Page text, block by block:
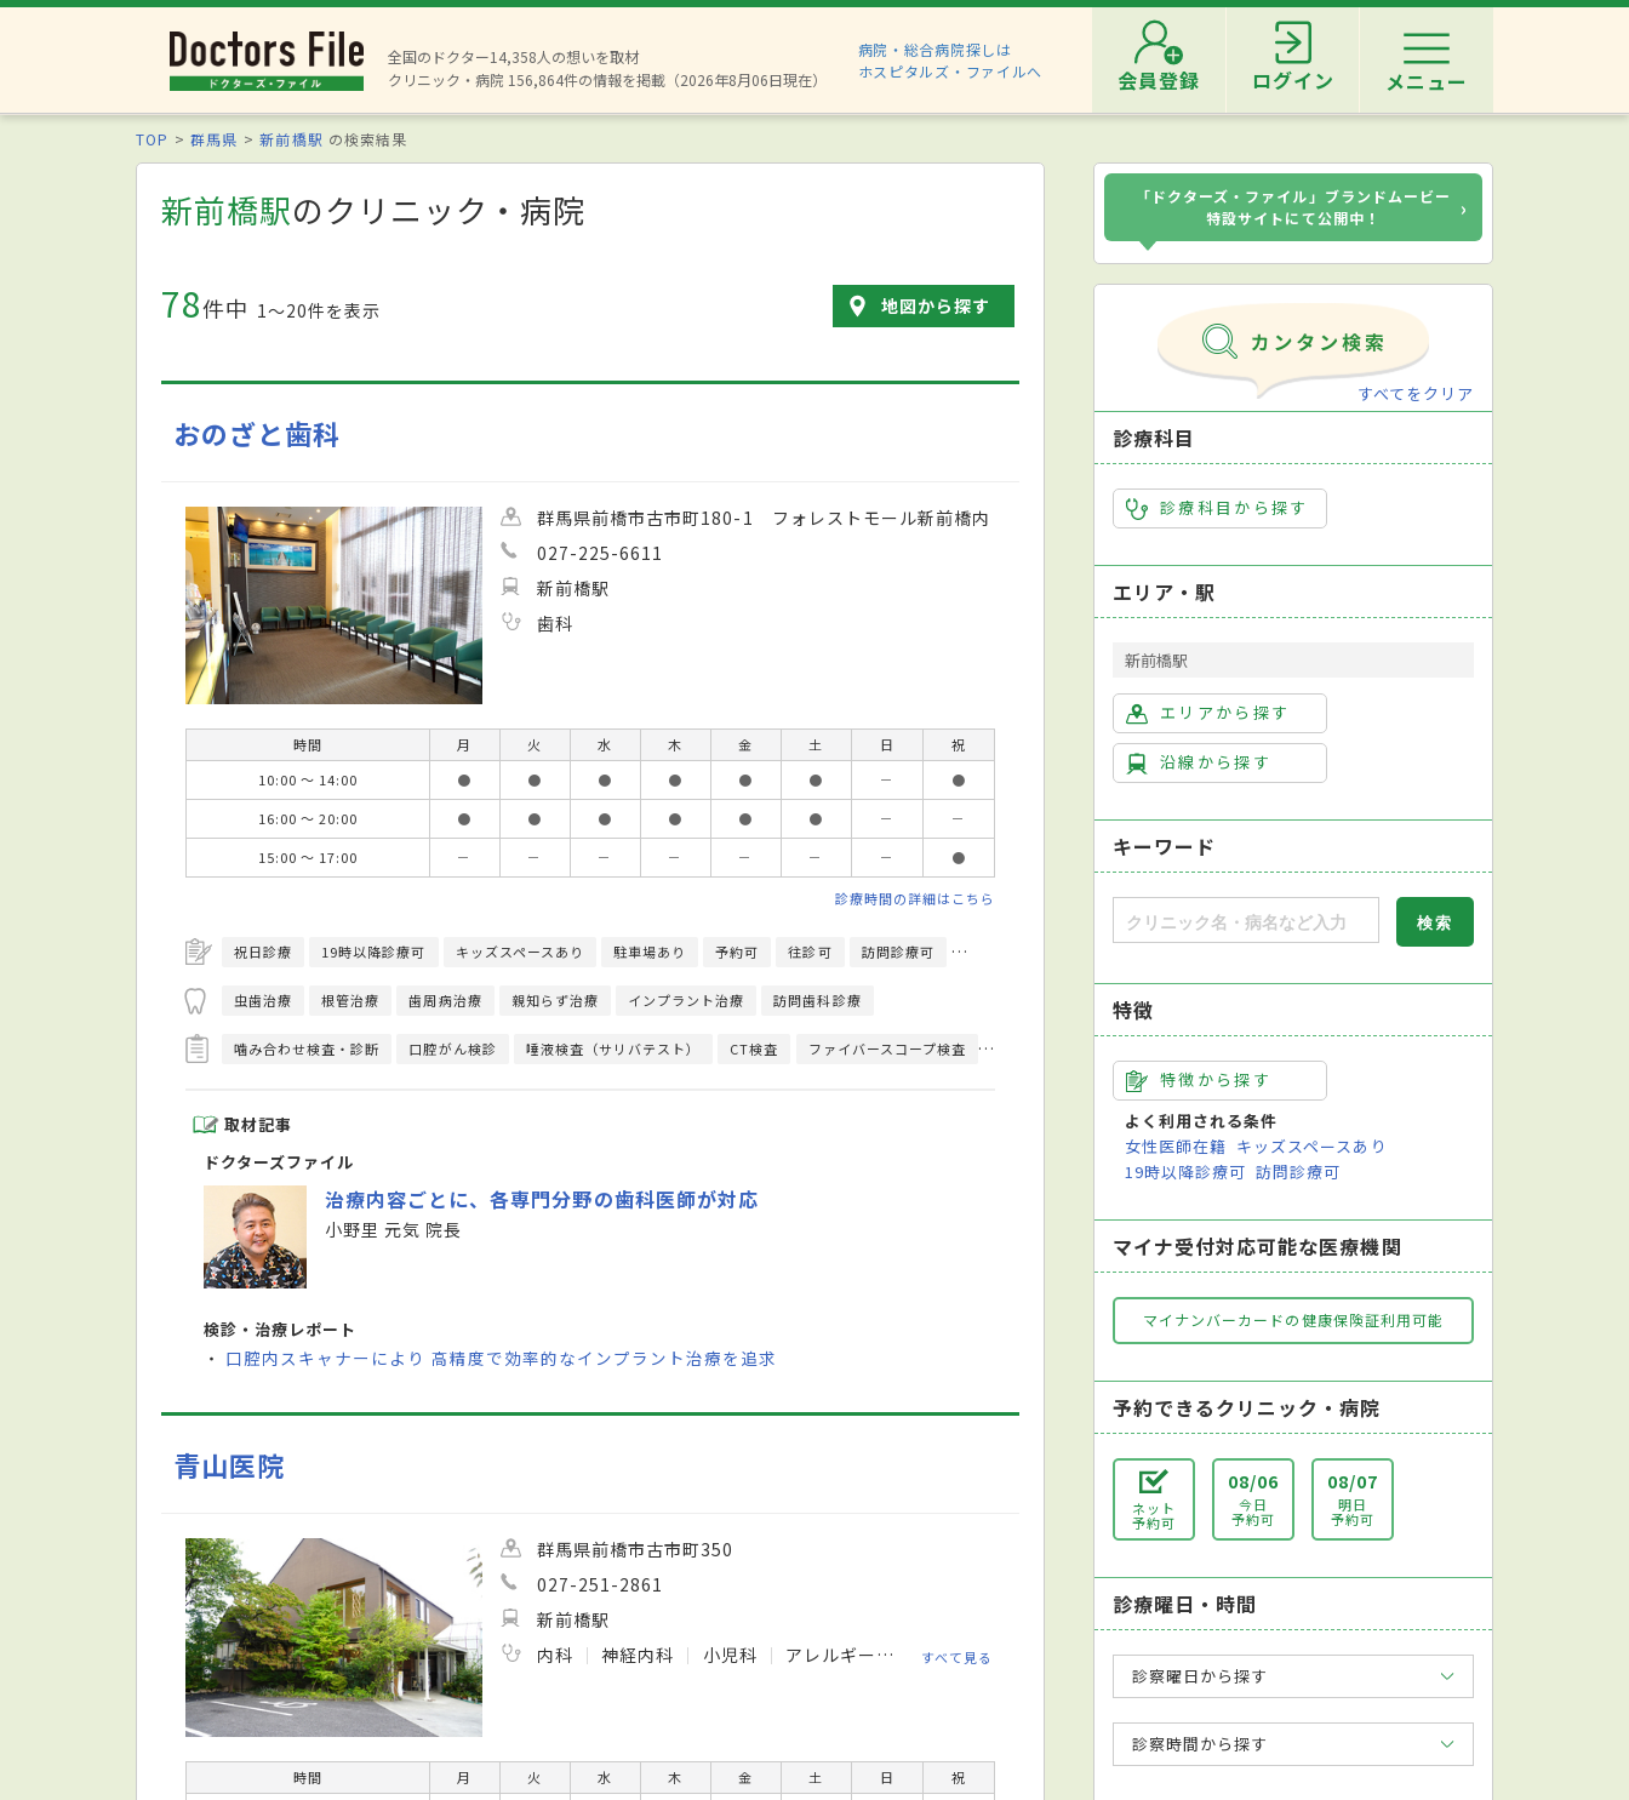
全国のドクター14,358人の想いを取材
クリニック・病院 156,864件の情報を掲載（2026年8月06日現在）
病院・総合病院探しは
ホスピタルズ・ファイルへ
会員登録 ログイン メニュー
TOP 群馬県 新前橋駅 の検索結果
新前橋駅のクリニック・病院
78件中 1〜20件を表示 地図から探す
おのざと歯科
群馬県前橋市古市町180-1 フォレストモール新前橋内
027-225-6611
新前橋駅
歯科
時間 月 火 水 木 金 土 日
祝
10:00 ～ 14:00
● ● ● ● ● ● －
●
16:00 ～ 20:00
● ● ● ● ● ● －
－
15:00 ～ 17:00
－ － － － － － － ●
診療時間の詳細はこちら
祝日診療 19時以降診療可 キッズスペースあり 駐車場あり 予約可 往診可 訪問診療可 クレジットカード対応
虫歯治療 根管治療 歯周病治療 親知らず治療 インプラント治療 訪問歯科診療
噛み合わせ検査・診断 口腔がん検診 唾液検査（サリバテスト） CT検査 ファイバースコープ検査
取材記事
ドクターズファイル
治療内容ごとに、各専門分野の歯科医師が対応
小野里 元気 院長
検診・治療レポート
・ 口腔内スキャナーにより 高精度で効率的なインプラント治療を追求
青山医院
群馬県前橋市古市町350
027-251-2861
新前橋駅
内科
神経内科 小児科 アレルギー科 循環器内科 糖尿病内科 皮膚科 呼吸器内科
すべて見る
時間 月 火 水 木 金 土 日
祝
「ドクターズ・ファイル」ブランドムービー
特設サイトにて公開中！
›
すべてをクリア
診療科目
診療科目から探す
エリア・駅
新前橋駅
エリアから探す
沿線から探す
キーワード
特徴
特徴から探す
よく利用される条件
女性医師在籍 キッズスペースあり
19時以降診療可 訪問診療可
マイナ受付対応可能な医療機関
マイナンバーカードの健康保険証利用可能
予約できるクリニック・病院
ネット
予約可
08/06
今日
予約可
08/07
明日
予約可
診療曜日・時間
診察曜日から探す
診察時間から探す